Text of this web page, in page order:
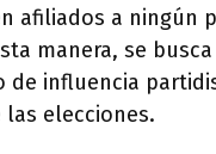
afiliados a ningún
manera, se
de influencia
elecciones.